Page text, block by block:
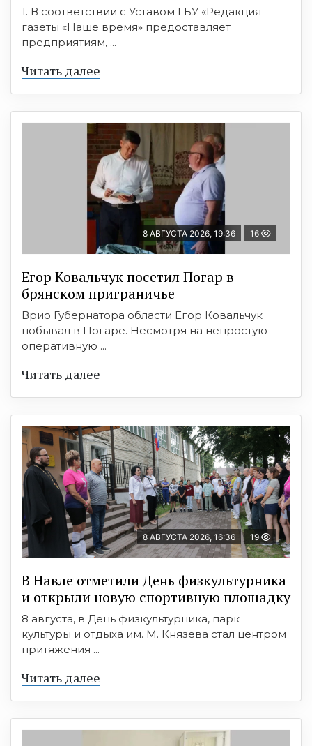
1. В соответствии с Уставом ГБУ «Редакция
газеты «Наше время» предоставляет
предприятиям, ...
Читать далее
8 АВГУСТА 2026, 19:36 16
Егор Ковальчук посетил Погар в
брянском приграничье
Врио Губернатора области Егор Ковальчук
побывал в Погаре. Несмотря на непростую
оперативную ...
Читать далее
8 АВГУСТА 2026, 16:36 19
В Навле отметили День физкультурника
и открыли новую спортивную площадку
8 августа, в День физкультурника, парк
культуры и отдыха им. М. Князева стал центром
притяжения ...
Читать далее